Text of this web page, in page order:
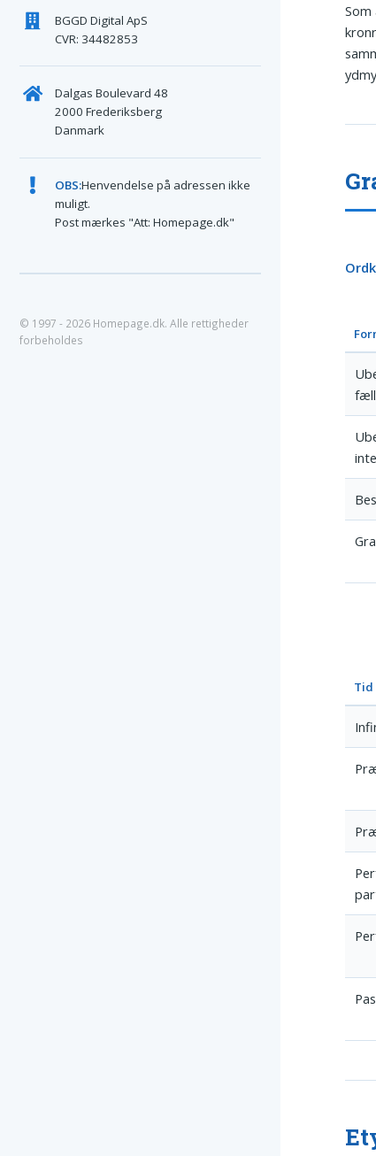
Som
Tid
BGGD Digital ApS
CVR: 34482853
Dalgas Boulevard 48
2000 Frederiksberg
Danmark
OBS:Henvendelse på adressen ikke
muligt.
Post mærkes "Att: Homepage.dk"
© 1997 - 2026 Homepage.dk. Alle rettigheder
forbeholdes